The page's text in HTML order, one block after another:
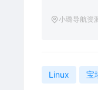
小璐导航资
Linux 宝